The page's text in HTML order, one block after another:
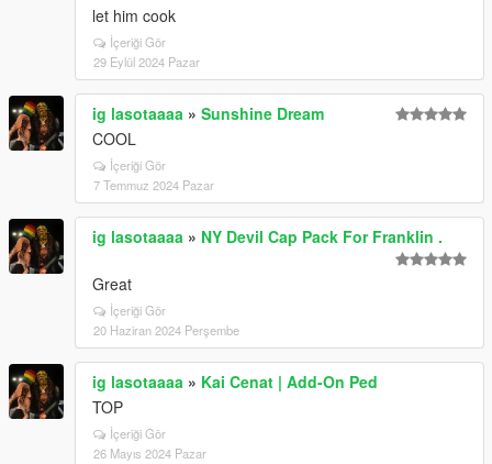
let him cook
İçeriği Gör
29 Eylül 2024 Pazar
ig lasotaaaa » Sunshine Dream
COOL
İçeriği Gör
7 Temmuz 2024 Pazar
ig lasotaaaa » NY Devil Cap Pack For Franklin .
Great
İçeriği Gör
20 Haziran 2024 Perşembe
ig lasotaaaa » Kai Cenat | Add-On Ped
TOP
İçeriği Gör
26 Mayıs 2024 Pazar